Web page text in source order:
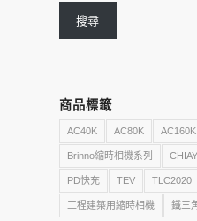
搜尋
商品標籤
AC40K AC80K AC160K
Brinno縮時相機系列
PD快充 TEV TLC2020
工程建築用縮時相機 鐵三